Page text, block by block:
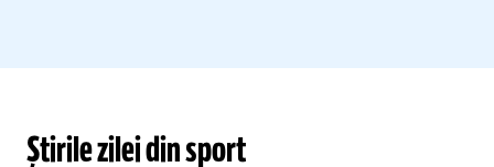
Știrile zilei din sport